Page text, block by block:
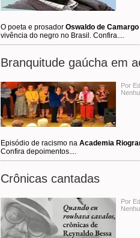
O poeta e prosador Oswaldo de Camargo
vivência do negro no Brasil. Confira....
Branquitude gaúcha em
Por
Episódio de racismo na Academia
Confira depoimentos....
Crônicas cantadas
Por